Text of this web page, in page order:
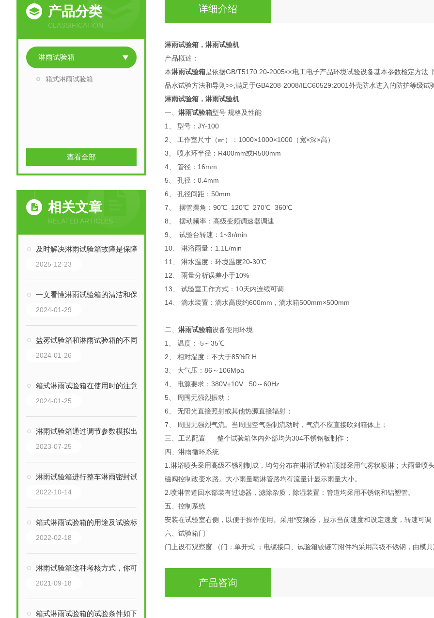
产品分类
CLASSIFICATION
淋雨试验箱
箱式淋雨试验箱
查看全部
相关文章
RELATED ARTICLES
及时解决淋雨试验箱故障是保障试验结果可靠性的关键
2025-12-23
一文看懂淋雨试验箱的清洁和保养注意事项
2024-01-29
盐雾试验箱和淋雨试验箱的不同点分析
2024-01-26
箱式淋雨试验箱在使用时的注意事项
2024-01-25
淋雨试验箱通过调节参数模拟出不同强度和时间长度的降雨条件
2023-07-25
淋雨试验箱进行整车淋雨密封试验时的注重点
2022-10-14
箱式淋雨试验箱的用途及试验标准
2022-02-18
淋雨试验箱这种考核方式，你可能不知道
2021-09-18
箱式淋雨试验箱的试验条件如下
详细介绍
淋雨试验箱，淋雨试验机
产品概述：
本淋雨试验箱是依据GB/T5170.20-2005<<电工电子产品环境试验设备基本参数检定方
品水试验方法和导则>>,满足于GB4208-2008/IEC60529:2001外壳防水进入的防护等级
淋雨试验箱，淋雨试验机
一、淋雨试验箱型号 规格及性能
1、 型号：JY-100
2、 工作室尺寸（㎜）：1000×1000×1000（宽×深×高）
3、 喷水环半径：R400mm或R500mm
4、 管径：16mm
5、 孔径：0.4mm
6、 孔径间距：50mm
7、 摆管摆角：90℃ 120℃ 270℃ 360℃
8、 摆动频率：高级变频调速器调速
9、 试验台转速：1~3r/min
10、 淋浴雨量：1.1L/min
11、 淋水温度：环境温度20-30℃
12、 雨量分析误差小于10%
13、 试验室工作方式：10天内连续可调
14、 滴水装置：滴水高度约600mm，滴水箱500mm×500mm
二、淋雨试验箱设备使用环境
1、 温度：-5～35℃
2、 相对湿度：不大于85%R.H
3、 大气压：86～106Mpa
4、 电源要求：380V±10V 50～60Hz
5、 周围无强烈振动；
6、 无阳光直接照射或其他热源直接辐射；
7、 周围无强烈气流。当周围空气强制流动时，气流不应直接吹到箱体上；
三、工艺配置 整个试验箱体内外部均为304不锈钢板制作；
四、淋雨循环系统
1.淋浴喷头采用高级不锈刚制成，均匀分布在淋浴试验箱顶部采用气雾状喷淋；大雨量
磁阀控制改变水路。大小雨量喷淋管路均有流量计显示雨量大小。
2.喷淋管道回水部装有过滤器，滤除杂质，除湿装置：管道均采用不锈钢和铝塑管。
五、控制系统
安装在试验室右侧，以便于操作使用。采用*变频器，显示当前速度和设定速度，转速可调
六、试验箱门
门上设有观察窗 （门：单开式 ；电缆接口、试验箱铰链等附件均采用高级不锈钢，由模具
产品咨询